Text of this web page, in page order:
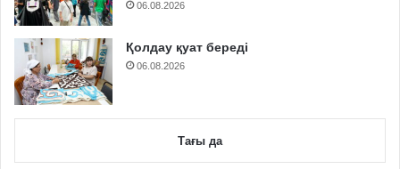
06.08.2026
Қолдау қуат береді
06.08.2026
Тағы да